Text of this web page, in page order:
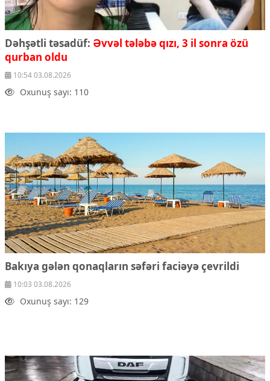
Dəhşətli təsadüf: Əvvəl tələbə qızı, 3 il sonra özü
qurban oldu
10:54 03.08.2026
Oxunuş sayı: 110
Bakıya gələn qonaqların səfəri faciəyə çevrildi
10:03 03.08.2026
Oxunuş sayı: 129